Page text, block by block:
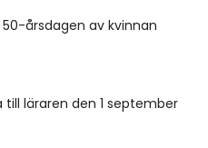
årsdagen av kvinnan
till läraren den 1 september